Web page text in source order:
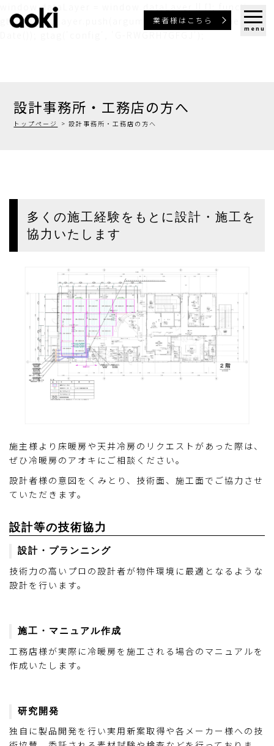
window.dataLayer = window.dataLayer || []; function
gtag(){dataLayer.push(arguments);} gtag('js', new
業者様はこちら
menu
設計事務所・工務店の方へ
トップページ 設計事務所・工務店の方へ
多くの施工経験をもとに設計・施工を
協力いたします
施主様より床暖房や天井冷房のリクエストがあった際は、
ぜひ冷暖房のアオキにご相談ください。
設計者様の意図をくみとり、技術面、施工面でご協力させ
ていただきます。
設計等の技術協力
設計・プランニング
技術力の高いプロの設計者が物件環境に最適となるような
設計を行います。
施工・マニュアル作成
工務店様が実際に冷暖房を施工される場合のマニュアルを
作成いたします。
研究開発
独自に製品開発を行い実用新案取得や各メーカー様への技